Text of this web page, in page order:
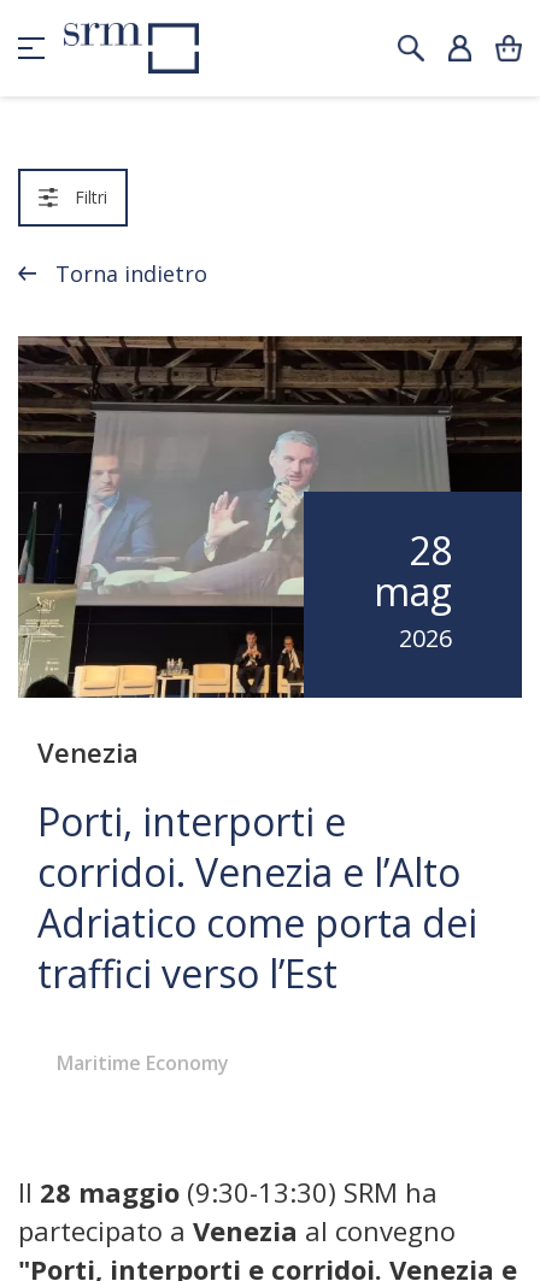
Filtri
Torna indietro
28
mag
2026
Venezia
Porti, interporti e
corridoi. Venezia e l’Alto
Adriatico come porta dei
traffici verso l’Est
Maritime Economy
Il 28 maggio (9:30-13:30) SRM ha
partecipato a Venezia al convegno
"Porti, interporti e corridoi. Venezia e